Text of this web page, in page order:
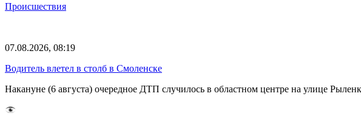
Происшествия
07.08.2026, 08:19
Водитель влетел в столб в Смоленске
Накануне (6 августа) очередное ДТП случилось в областном центре на улице